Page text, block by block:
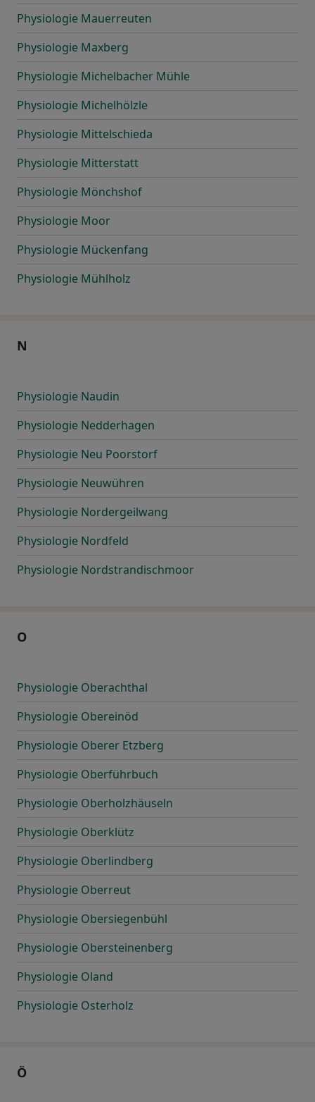
Physiologie Mauerreuten
Physiologie Maxberg
Physiologie Michelbacher Mühle
Physiologie Michelhölzle
Physiologie Mittelschieda
Physiologie Mitterstatt
Physiologie Mönchshof
Physiologie Moor
Physiologie Mückenfang
Physiologie Mühlholz
N
Physiologie Naudin
Physiologie Nedderhagen
Physiologie Neu Poorstorf
Physiologie Neuwühren
Physiologie Nordergeilwang
Physiologie Nordfeld
Physiologie Nordstrandischmoor
O
Physiologie Oberachthal
Physiologie Obereinöd
Physiologie Oberer Etzberg
Physiologie Oberführbuch
Physiologie Oberholzhäuseln
Physiologie Oberklütz
Physiologie Oberlindberg
Physiologie Oberreut
Physiologie Obersiegenbühl
Physiologie Obersteinenberg
Physiologie Oland
Physiologie Osterholz
Ö